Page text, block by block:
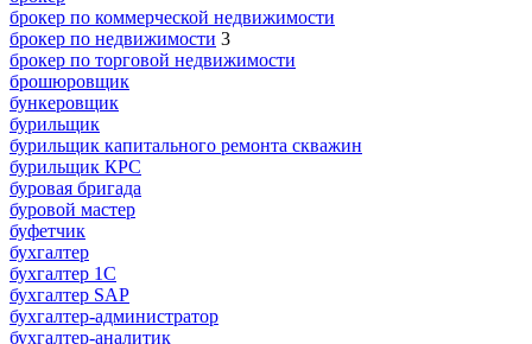
брокер по коммерческой недвижимости
брокер по недвижимости 3
брокер по торговой недвижимости
брошюровщик
бункеровщик
бурильщик
бурильщик капитального ремонта скважин
бурильщик КРС
буровая бригада
буровой мастер
буфетчик
бухгалтер
бухгалтер 1C
бухгалтер SAP
бухгалтер-администратор
бухгалтер-аналитик